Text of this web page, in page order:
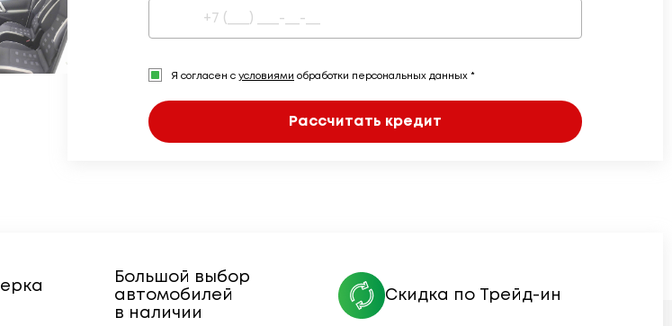
Я согласен с условиями обработки персональных данных *
Рассчитать кредит
Большой выбор
автомобилей
в наличии
Скидка по Трейд-ин